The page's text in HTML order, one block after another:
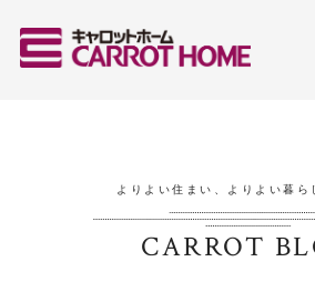
よりよい住まい、よりよい暮ら
CARROT